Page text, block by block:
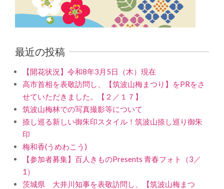
最近の投稿
【開花状況】令和8年3月5日（木）現在
高市首相を表敬訪問し、【筑波山梅まつり】をPRをさ
せていただきました。【２／１７】
筑波山梅林での写真撮影等について
捺し巡る新しい御朱印スタイル！筑波山捺し巡り御朱
印
梅和香(うめわこう)
【参加者募集】百人きものPresents 青春フォト（3／
1）
茨城県 大井川知事を表敬訪問し、【筑波山梅まつ